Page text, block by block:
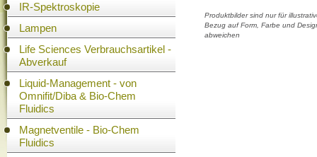
IR-Spektroskopie
Lampen
Life Sciences Verbrauchsartikel -
Abverkauf
Liquid-Management - von
Omnifit/Diba & Bio-Chem
Fluidics
Magnetventile - Bio-Chem
Fluidics
Produktbilder sind nur für
Bezug auf Form, Farbe und
abweichen